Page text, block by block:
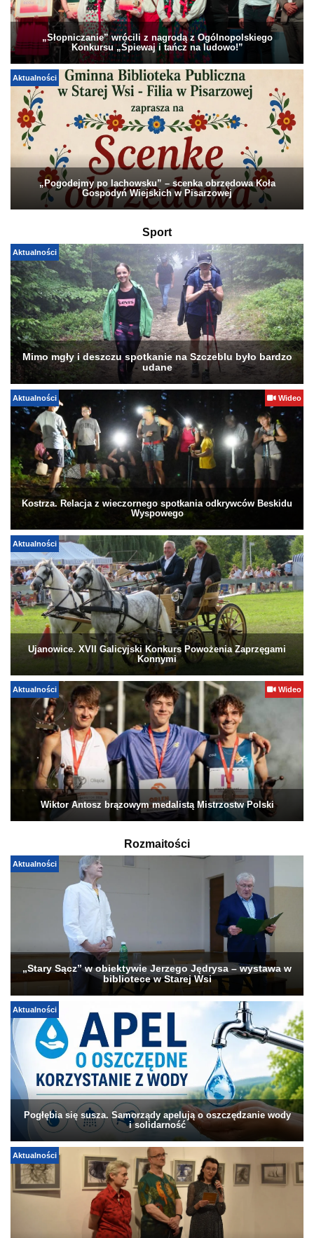
„Słopniczanie” wrócili z nagrodą z Ogólnopolskiego
Konkursu „Śpiewaj i tańcz na ludowo!”
Aktualności
„Pogodejmy po lachowsku” – scenka obrzędowa Koła
Gospodyń Wiejskich w Pisarzowej
Sport
Aktualności
Mimo mgły i deszczu spotkanie na Szczeblu było bardzo
udane
Aktualności Wideo
Kostrza. Relacja z wieczornego spotkania odkrywców Beskidu
Wyspowego
Aktualności
Ujanowice. XVII Galicyjski Konkurs Powożenia Zaprzęgami
Konnymi
Aktualności Wideo
Wiktor Antosz brązowym medalistą Mistrzostw Polski
Rozmaitości
Aktualności
„Stary Sącz” w obiektywie Jerzego Jędrysa – wystawa w
bibliotece w Starej Wsi
Aktualności
Pogłębia się susza. Samorządy apelują o oszczędzanie wody
i solidarność
Aktualności